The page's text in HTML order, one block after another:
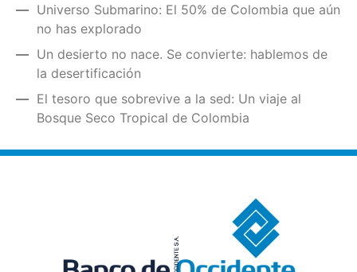
Universo Submarino: El 50% de Colombia que aún
no has explorado
Un desierto no nace. Se convierte: hablemos de
la desertificación
El tesoro que sobrevive a la sed: Un viaje al
Bosque Seco Tropical de Colombia